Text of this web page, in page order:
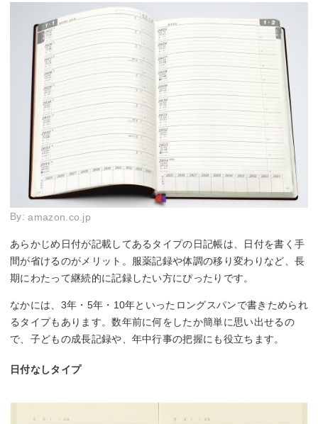
By:amazon.co.jp
あらかじめ日付が記載してあるタイプの日記帳は、日付を書く手
間が省けるのがメリット。服薬記録や体調の移り変わりなど、長
期にわたって継続的に記録したい方にぴったりです。
なかには、3年・5年・10年といったロングスパンで書きためられ
るタイプもあります。数年前に何をしたか簡単に思い出せるの
で、子どもの成長記録や、年中行事の把握にも役立ちます。
日付なしタイプ